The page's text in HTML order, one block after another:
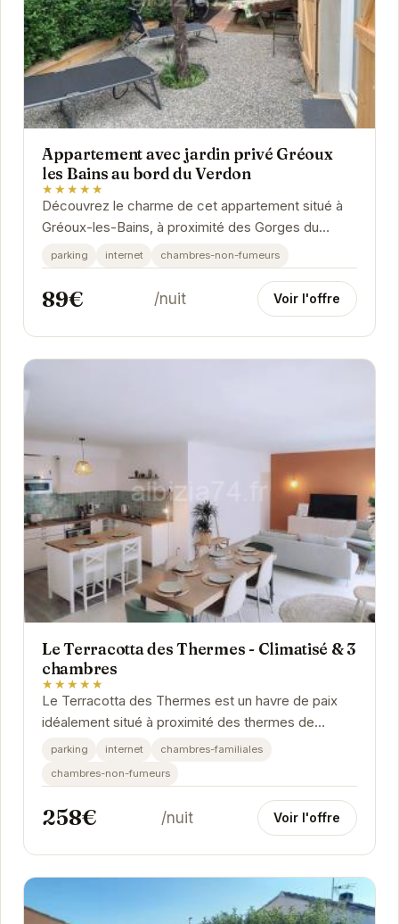
Appartement avec jardin privé Gréoux
les Bains au bord du Verdon
★★★★★
Découvrez le charme de cet appartement situé à
Gréoux-les-Bains, à proximité des Gorges du
Verdon. Profitez d'un jardin privé pour des
moments...
parking internet chambres-non-fumeurs
89€ /nuit Voir l'offre
Le Terracotta des Thermes - Climatisé & 3
chambres
★★★★★
Le Terracotta des Thermes est un havre de paix
idéalement situé à proximité des thermes de
Gréoux-les-Bains. Cet appartement climatisé
parking internet
chambres-familiales
chambres-non-fumeurs
258€ /nuit Voir l'offre